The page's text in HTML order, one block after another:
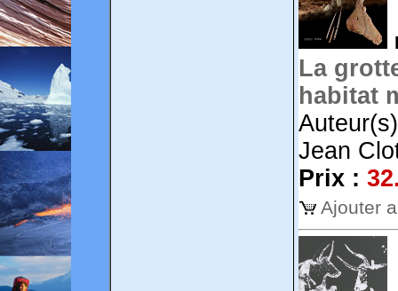
La
habitat
Jean
Prix :
Ajouter